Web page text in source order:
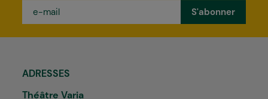
mail
ADRESSES
Théâtre Varia